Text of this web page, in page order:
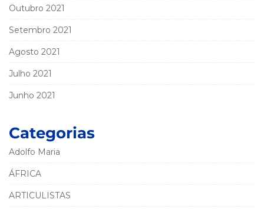
Outubro 2021
Setembro 2021
Agosto 2021
Julho 2021
Junho 2021
Categorias
Adolfo Maria
ÁFRICA
ARTICULISTAS